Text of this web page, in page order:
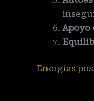
Apoyo
Energías